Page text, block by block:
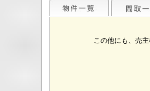
この他にも、売